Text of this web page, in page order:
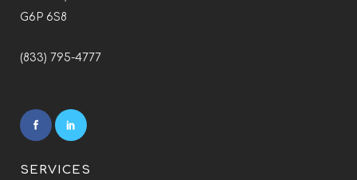
G6P 6S8
(833) 795-4777
SERVICES